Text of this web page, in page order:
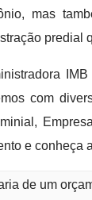
mas
predial
com
e conheça
de um